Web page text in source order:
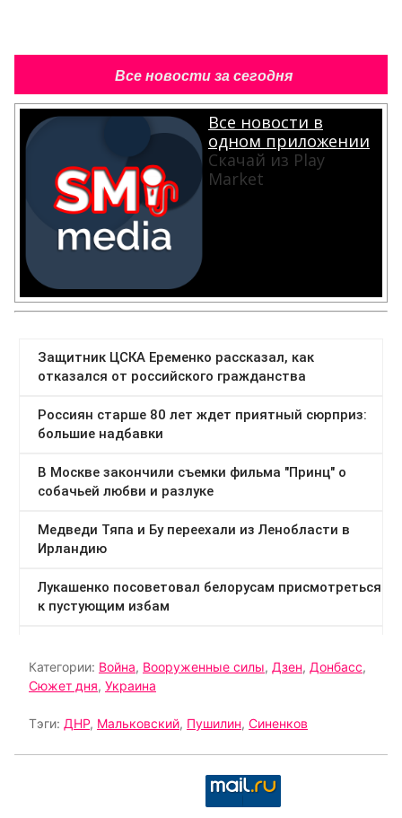
Все новости за сегодня
Все новости в
одном приложении
Скачай из Play
Market
Категории: Война, Вооруженные силы, Дзен, Донбасс,
Сюжет дня, Украина
Тэги: ДНР, Мальковский, Пушилин, Синенков